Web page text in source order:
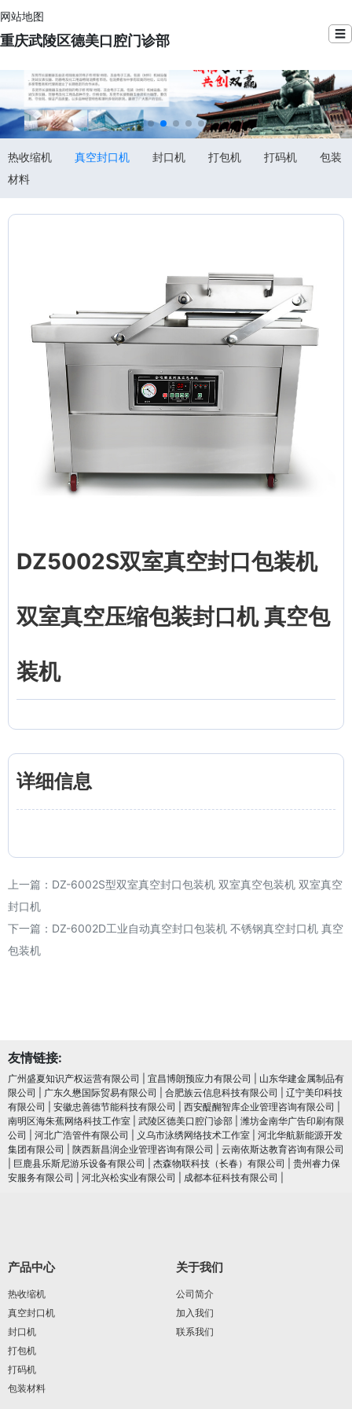
网站地图
重庆武陵区德美口腔门诊部 ☰
热收缩机 真空封口机 封口机 打包机 打码机
包装
材料
DZ5002S双室真空封口包装机
双室真空压缩包装封口机 真空包
装机
详细信息
上一篇： DZ-6002S型双室真空封口包装机 双室真空包装机 双室真空
封口机
下一篇： DZ-6002D工业自动真空封口包装机 不锈钢真空封口机 真空
包装机
友情链接:
广州盛夏知识产权运营有限公司 宜昌博朗预应力有限公司
山东华建金属制品有
限公司
广东久懋国际贸易有限公司 合肥族云信息科技有限公司
辽宁美印科技
有限公司
安徽忠善德节能科技有限公司 西安醍醐智库企业管理咨询有限公司
南明区海朱蕉网络科技工作室
武陵区德美口腔门诊部
潍坊金南华广告印刷有限
公司
河北广浩管件有限公司 义乌市泳绣网络技术工作室
河北华航新能源开发
集团有限公司
陕西新昌润企业管理咨询有限公司
云南依斯达教育咨询有限公司
巨鹿县乐斯尼游乐设备有限公司 杰森物联科技（长春）有限公司
贵州睿力保
安服务有限公司
河北兴松实业有限公司 成都本征科技有限公司
产品中心
热收缩机
真空封口机
封口机
打包机
打码机
包装材料
关于我们
公司简介
加入我们
联系我们